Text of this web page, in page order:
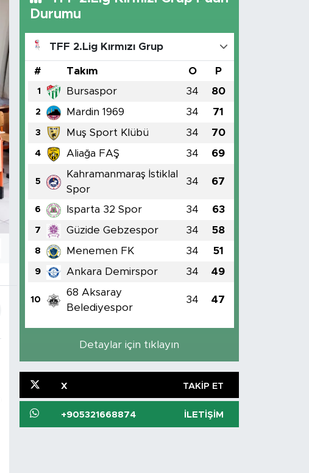
Durumu
TFF 2.Lig Kırmızı Grup
# Takım O P
1 Bursaspor 34 80
2 Mardin 1969 34 71
3 Muş Sport Klübü 34 70
4 Aliağa FAŞ 34 69
5
Kahramanmaraş İstiklal
Spor
34 67
6 Isparta 32 Spor 34 63
7 Güzide Gebzespor 34 58
8 Menemen FK 34 51
9 Ankara Demirspor 34 49
10
68 Aksaray
Belediyespor
34 47
Detaylar için tıklayın
X TAKIP ET
+905321668874 İLETIŞIM